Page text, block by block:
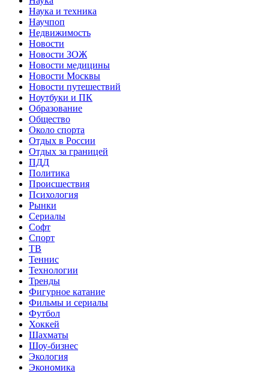
Наука и техника
Научпоп
Недвижимость
Новости
Новости ЗОЖ
Новости медицины
Новости Москвы
Новости путешествий
Ноутбуки и ПК
Образование
Общество
Около спорта
Отдых в России
Отдых за границей
ПДД
Политика
Происшествия
Психология
Рынки
Сериалы
Софт
Спорт
ТВ
Теннис
Технологии
Тренды
Фигурное катание
Фильмы и сериалы
Футбол
Хоккей
Шахматы
Шоу-бизнес
Экология
Экономика